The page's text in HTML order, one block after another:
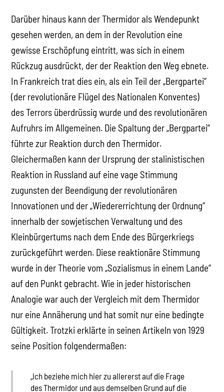
Darüber hinaus kann der Thermidor als Wendepunkt
gesehen werden, an dem in der Revolution eine
gewisse Erschöpfung eintritt, was sich in einem
Rückzug ausdrückt, der der Reaktion den Weg ebnete.
In Frankreich trat dies ein, als ein Teil der „Bergpartei“
(der revolutionäre Flügel des Nationalen Konventes)
des Terrors überdrüssig wurde und des revolutionären
Aufruhrs im Allgemeinen. Die Spaltung der „Bergpartei“
führte zur Reaktion durch den Thermidor.
Gleichermaßen kann der Ursprung der stalinistischen
Reaktion in Russland auf eine vage Stimmung
zugunsten der Beendigung der revolutionären
Innovationen und der „Wiedererrichtung der Ordnung“
innerhalb der sowjetischen Verwaltung und des
Kleinbürgertums nach dem Ende des Bürgerkriegs
zurückgeführt werden. Diese reaktionäre Stimmung
wurde in der Theorie vom „Sozialismus in einem Lande“
auf den Punkt gebracht. Wie in jeder historischen
Analogie war auch der Vergleich mit dem Thermidor
nur eine Annäherung und hat somit nur eine bedingte
Gültigkeit. Trotzki erklärte in seinen Artikeln von 1929
seine Position folgendermaßen:
„Ich beziehe mich hier zu allererst auf die Frage
des Thermidor und aus demselben Grund auf die